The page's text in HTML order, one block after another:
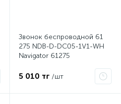
Звонок беспроводной 61
275 NDB-D-DC05-1V1-WH
Navigator 61275
5 010 тг /шт